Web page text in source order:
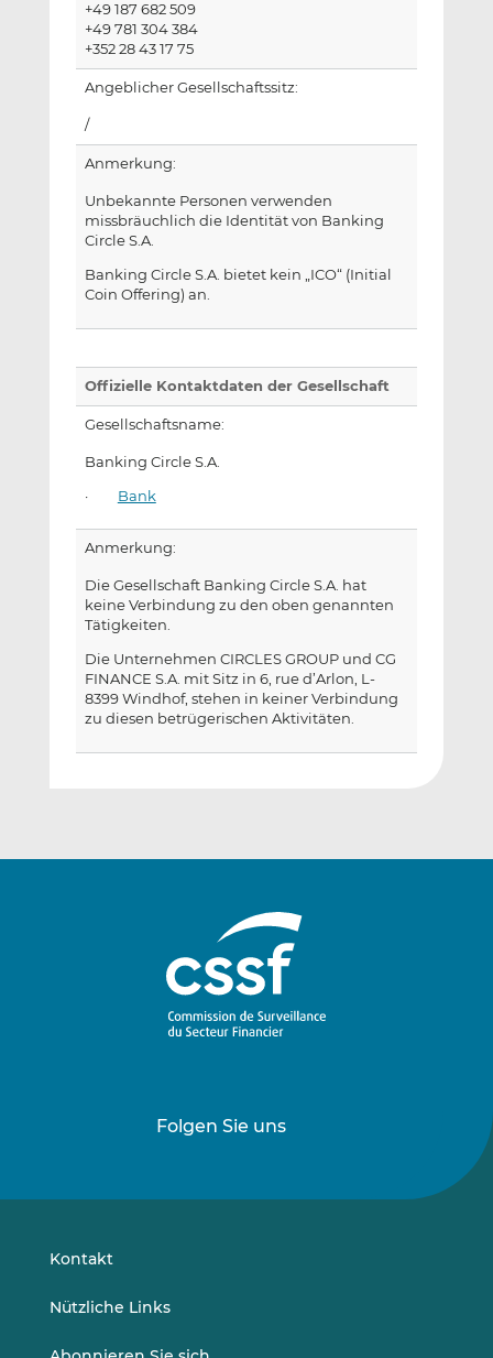
+49 187 682 509
+49 781 304 384
+352 28 43 17 75
Angeblicher Gesellschaftssitz:
/
Anmerkung:
Unbekannte Personen verwenden
missbräuchlich die Identität von Banking
Circle S.A.
Banking Circle S.A. bietet kein „ICO“ (Initial
Coin Offering) an.
Offizielle Kontaktdaten der Gesellschaft
Gesellschaftsname:
Banking Circle S.A.
· Bank
Anmerkung:
Die Gesellschaft Banking Circle S.A. hat
keine Verbindung zu den oben genannten
Tätigkeiten.
Die Unternehmen CIRCLES GROUP und CG
FINANCE S.A. mit Sitz in 6, rue d’Arlon, L-
8399 Windhof, stehen in keiner Verbindung
zu diesen betrügerischen Aktivitäten.
Folgen Sie uns
uns
uns
Kontakt
Nützliche Links